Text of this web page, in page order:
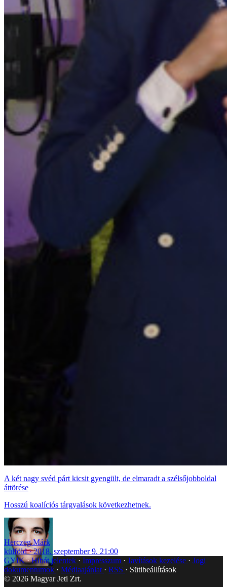
A két nagy svéd párt kicsit gyengült, de elmaradt a szélsőjobboldal
áttörése
Hosszú koalíciós tárgyalások következhetnek.
Herczeg Márk
külföld
2018. szeptember 9. 21:00
GYIK Hibát jelentek Impresszum Javítások kezelése
Jogi
dokumentumok
Médiaajánlat RSS
Sütibeállítások
© 2026 Magyar Jeti Zrt.